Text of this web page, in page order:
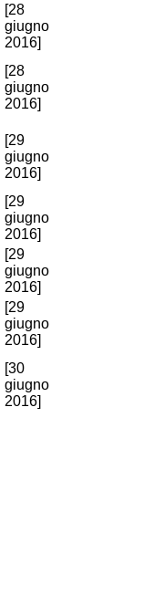
[28
giugno
2016]
[28
giugno
2016]
[29
giugno
2016]
[29
giugno
2016]
[29
giugno
2016]
[29
giugno
2016]
[30
giugno
2016]